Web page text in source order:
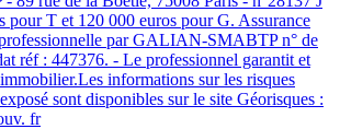
pour T et 120 000 euros pour G. Assurance
par GALIAN-SMABTP n° de
réf : 447376. - Le professionnel garantit et
informations sur les risques
sont disponibles sur le site Géorisques :
fr